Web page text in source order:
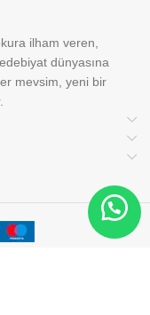
ilham veren,
dünyasına
mevsim, yeni bir